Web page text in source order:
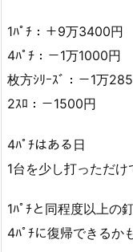
1ﾊﾟﾁ：＋9万3400円
4ﾊﾟﾁ：－1万1000円
枚方ｼﾘｰｽﾞ：－1万
2ｽﾛ：－1500円
4ﾊﾟﾁはある日
1台を少し打っただけ
1ﾊﾟﾁと同程度以上の
4ﾊﾟﾁに復帰できるか